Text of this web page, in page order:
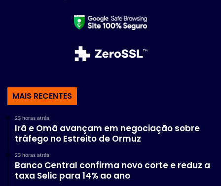
MAIS RECENTES
23 horas atrás
Irã e Omã avançam em negociação sobre
tráfego no Estreito de Ormuz
23 horas atrás
Banco Central confirma novo corte e reduz a
taxa Selic para 14% ao ano